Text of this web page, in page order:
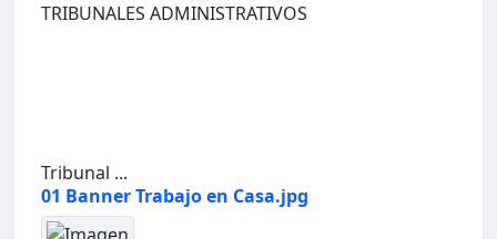
TRIBUNALES ADMINISTRATIVOS
Tribunal ...
01 Banner Trabajo en Casa.jpg